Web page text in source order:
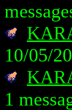
10/05/
1